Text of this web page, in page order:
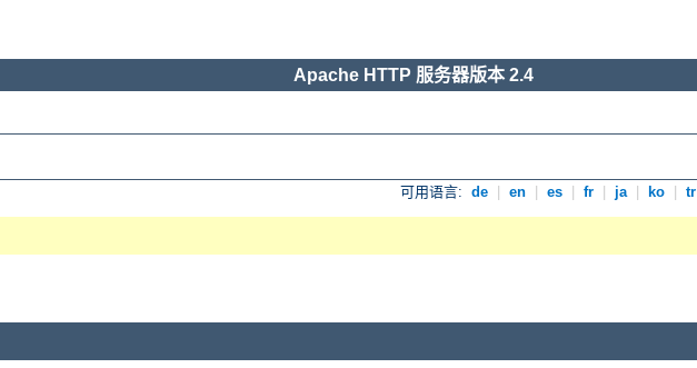
Apache HTTP 服务器版本 2.4
可用语言: de en es fr ja ko tr